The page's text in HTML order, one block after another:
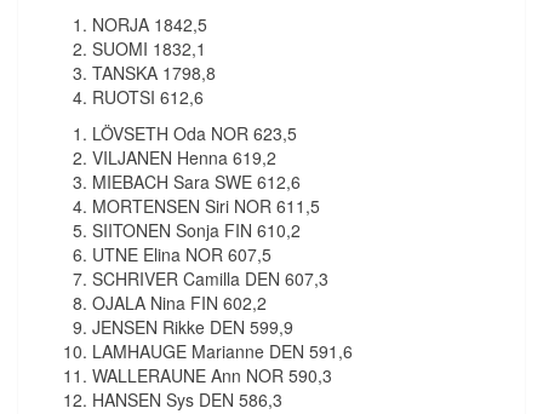
NORJA 1842,5
SUOMI 1832,1
TANSKA 1798,8
RUOTSI 612,6
LÖVSETH Oda NOR 623,5
VILJANEN Henna 619,2
MIEBACH Sara SWE 612,6
MORTENSEN Siri NOR 611,5
SIITONEN Sonja FIN 610,2
UTNE Elina NOR 607,5
SCHRIVER Camilla DEN 607,3
OJALA Nina FIN 602,2
JENSEN Rikke DEN 599,9
LAMHAUGE Marianne DEN 591,6
WALLERAUNE Ann NOR 590,3
HANSEN Sys DEN 586,3